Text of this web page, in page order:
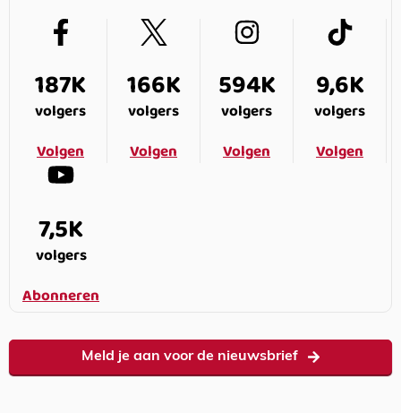
187K
volgers
Volgen
166K
volgers
Volgen
594K
volgers
Volgen
9,6K
volgers
Volgen
7,5K
volgers
Abonneren
Meld je aan voor de nieuwsbrief